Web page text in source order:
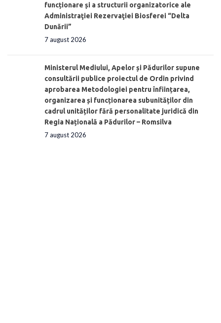
funcționare și a structurii organizatorice ale
Administraţiei Rezervaţiei Biosferei “Delta
Dunării”
7 august 2026
Ministerul Mediului, Apelor și Pădurilor supune
consultării publice proiectul de Ordin privind
aprobarea Metodologiei pentru înființarea,
organizarea și funcționarea subunităților din
cadrul unităților fără personalitate juridică din
Regia Națională a Pădurilor – Romsilva
7 august 2026